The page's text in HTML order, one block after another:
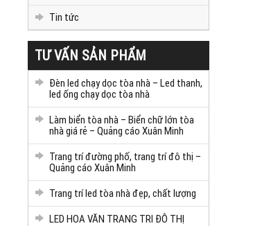
Tin tức
TƯ VẤN SẢN PHẨM
Đèn led chạy dọc tòa nhà – Led thanh,
led ống chạy dọc tòa nhà
Làm biển tòa nhà – Biển chữ lớn tòa
nhà giá rẻ – Quảng cáo Xuân Minh
Trang trí đường phố, trang trí đô thị –
Quảng cáo Xuân Minh
Trang trí led tòa nhà đẹp, chất lượng
LED HOA VĂN TRANG TRI ĐÔ THỊ